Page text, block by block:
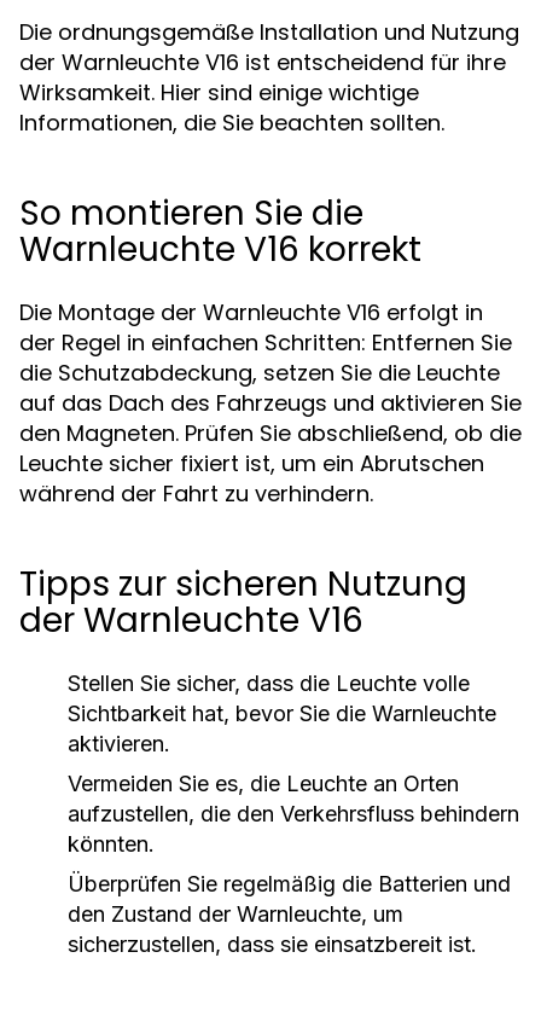
Die ordnungsgemäße Installation und Nutzung
der Warnleuchte V16 ist entscheidend für ihre
Wirksamkeit. Hier sind einige wichtige
Informationen, die Sie beachten sollten.
So montieren Sie die
Warnleuchte V16 korrekt
Die Montage der Warnleuchte V16 erfolgt in
der Regel in einfachen Schritten: Entfernen Sie
die Schutzabdeckung, setzen Sie die Leuchte
auf das Dach des Fahrzeugs und aktivieren Sie
den Magneten. Prüfen Sie abschließend, ob die
Leuchte sicher fixiert ist, um ein Abrutschen
während der Fahrt zu verhindern.
Tipps zur sicheren Nutzung
der Warnleuchte V16
Stellen Sie sicher, dass die Leuchte volle
Sichtbarkeit hat, bevor Sie die Warnleuchte
aktivieren.
Vermeiden Sie es, die Leuchte an Orten
aufzustellen, die den Verkehrsfluss behindern
könnten.
Überprüfen Sie regelmäßig die Batterien und
den Zustand der Warnleuchte, um
sicherzustellen, dass sie einsatzbereit ist.